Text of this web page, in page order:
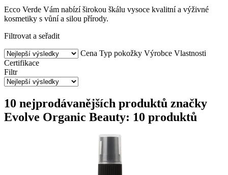
Ecco Verde Vám nabízí širokou škálu vysoce kvalitní a výživné
kosmetiky s vůní a silou přírody.
Filtrovat a seřadit
Cena Typ pokožky Výrobce Vlastnosti
Certifikace
Filtr
10 nejprodávanějších produktů značky
Evolve Organic Beauty: 10 produktů